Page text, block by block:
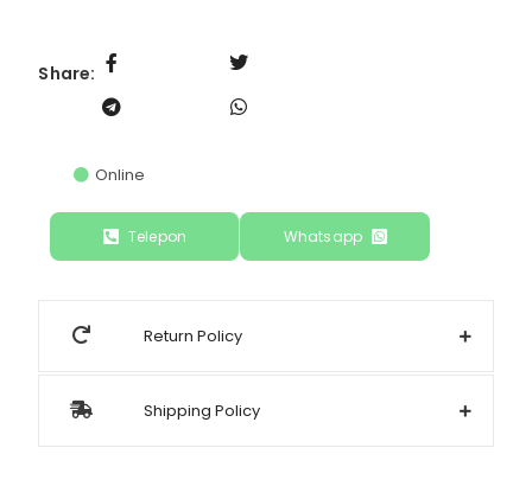
Share:
Online
Telepon Whatsapp
Return Policy
Shipping Policy